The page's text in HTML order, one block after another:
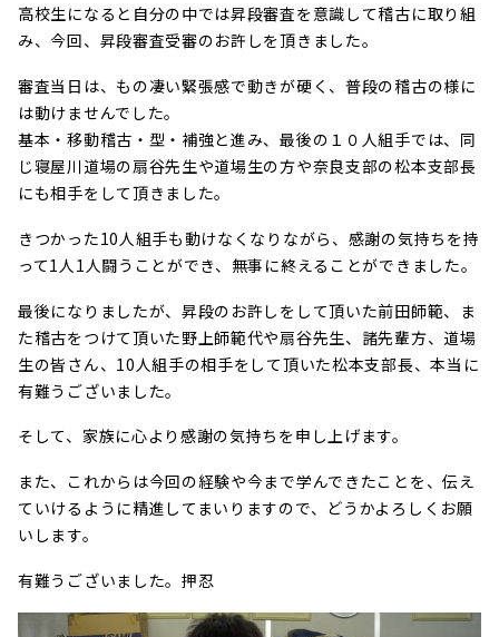
高校生になると自分の中では昇段審査を意識して稽古に取り組
み、今回、昇段審査受審のお許しを頂きました。
審査当日は、もの凄い緊張感で動きが硬く、普段の稽古の様に
は動けませんでした。
基本・移動稽古・型・補強と進み、最後の１０人組手では、同
じ寝屋川道場の扇谷先生や道場生の方や奈良支部の松本支部長
にも相手をして頂きました。
きつかった10人組手も動けなくなりながら、感謝の気持ちを持
って1人1人闘うことができ、無事に終えることができました。
最後になりましたが、昇段のお許しをして頂いた前田師範、ま
た稽古をつけて頂いた野上師範代や扇谷先生、諸先輩方、道場
生の皆さん、10人組手の相手をして頂いた松本支部長、本当に
有難うございました。
そして、家族に心より感謝の気持ちを申し上げます。
また、これからは今回の経験や今まで学んできたことを、伝え
ていけるように精進してまいりますので、どうかよろしくお願
いします。
有難うございました。押忍